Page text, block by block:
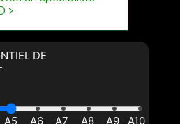
DE